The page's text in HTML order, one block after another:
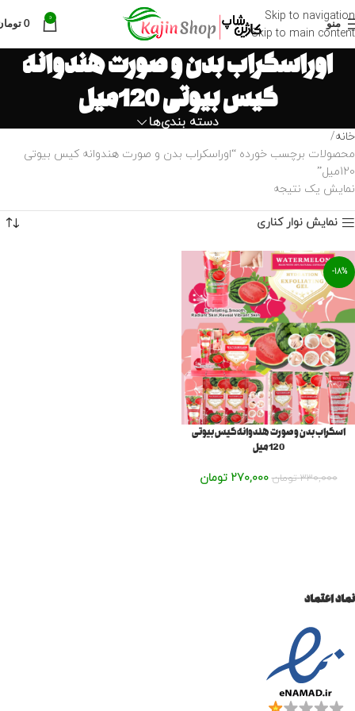
Skip to navigation
Skip to main content
منو
0
0
اوراسکراب بدن و صورت هندوانه
کیس بیوتی 120میل
دسته بندی‌ها
خانه
محصولات برچسب خورده “اوراسکراب بدن و صورت هندوانه کیس بیوتی
120میل”
نمایش یک نتیجه
نمایش نوار کناری
-18%
اسکراب بدن و صورت هندوانه کیس بیوتی
120میل
330,000 تومان 270,000 تومان
نماد اعتماد